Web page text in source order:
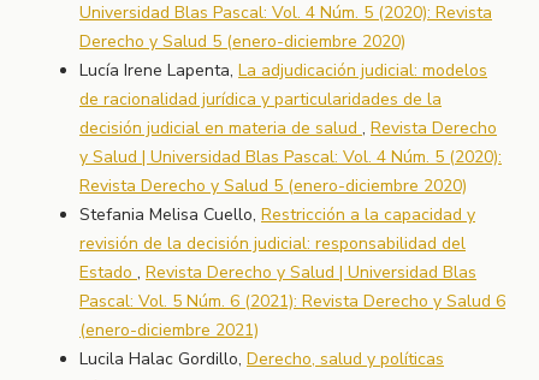
Universidad Blas Pascal: Vol. 4 Núm. 5 (2020): Revista
Derecho y Salud 5 (enero-diciembre 2020)
Lucía Irene Lapenta, La adjudicación judicial: modelos
de racionalidad jurídica y particularidades de la
decisión judicial en materia de salud , Revista Derecho
y Salud | Universidad Blas Pascal: Vol. 4 Núm. 5 (2020):
Revista Derecho y Salud 5 (enero-diciembre 2020)
Stefania Melisa Cuello, Restricción a la capacidad y
revisión de la decisión judicial: responsabilidad del
Estado , Revista Derecho y Salud | Universidad Blas
Pascal: Vol. 5 Núm. 6 (2021): Revista Derecho y Salud 6
(enero-diciembre 2021)
Lucila Halac Gordillo, Derecho, salud y políticas